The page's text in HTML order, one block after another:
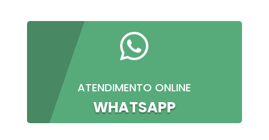

ATENDIMENTO ONLINE
WHATSAPP